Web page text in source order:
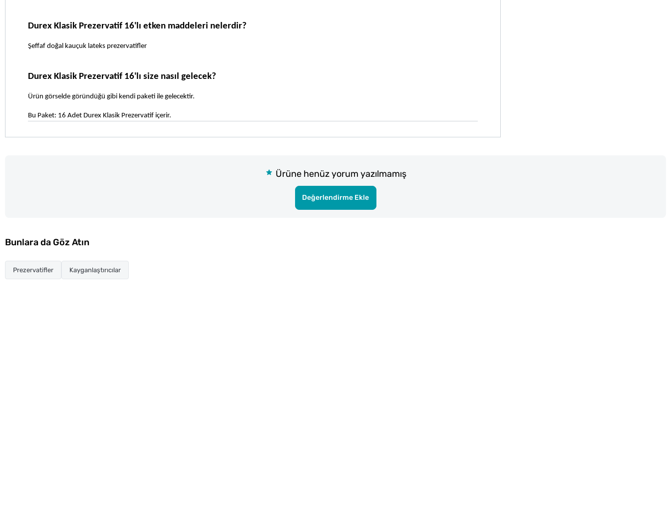
Durex Klasik Prezervatif 16'lı etken maddeleri nelerdir?
Şeffaf doğal kauçuk lateks prezervatifler
Durex Klasik Prezervatif 16'lı size nasıl gelecek?
Ürün görselde göründüğü gibi kendi paketi ile gelecektir.
Bu Paket: 16 Adet Durex Klasik Prezervatif içerir.
Ürüne henüz yorum yazılmamış
Değerlendirme Ekle
Bunlara da Göz Atın
Prezervatifler Kayganlaştırıcılar